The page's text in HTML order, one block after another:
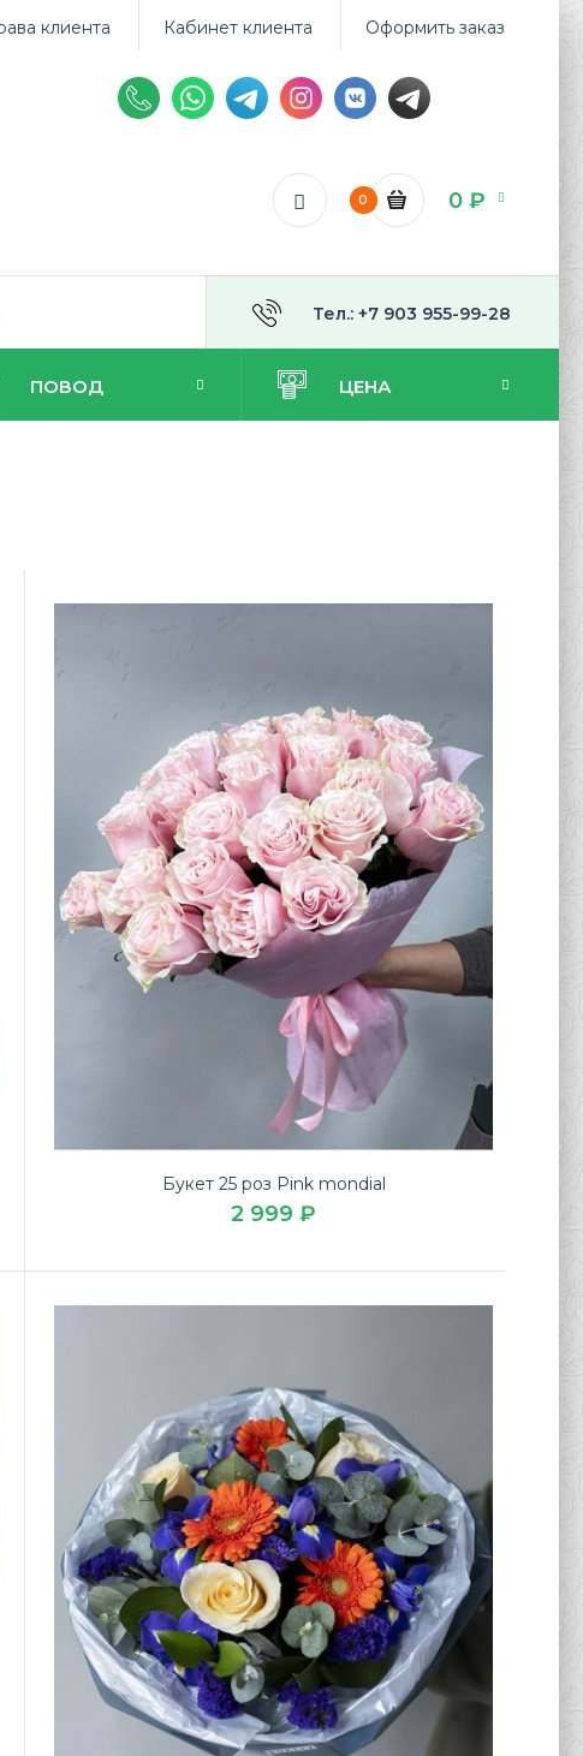
клиента Кабинет клиента Оформить заказ
0 0 ₽
Тел.: +7 903 955-99-28
ПОВОД ЦЕНА
Букет 25 роз Pink mondial
2 999 ₽